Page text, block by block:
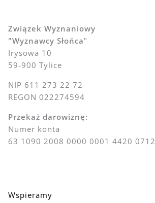
Związek Wyznaniowy
"Wyznawcy Słońca"
Irysowa 10
59-900 Tylice
NIP 611 273 22 72
REGON 022274594
Przekaż darowiznę:
Numer konta
63 1090 2008 0000 0001 4420 0712
Wspieramy